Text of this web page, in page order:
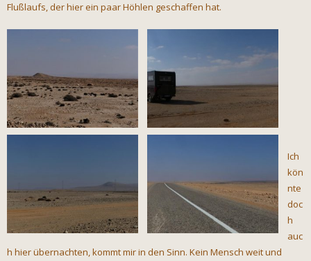
Flußlaufs, der hier ein paar Höhlen geschaffen hat.
Ich
kön
nte
doc
h
auc
h hier übernachten, kommt mir in den Sinn. Kein Mensch weit und